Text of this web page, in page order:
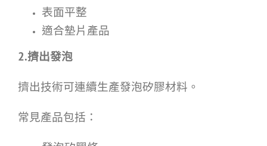
表面平整
適合墊片產品
2.擠出發泡
擠出技術可連續生產發泡矽膠材料。
常見產品包括：